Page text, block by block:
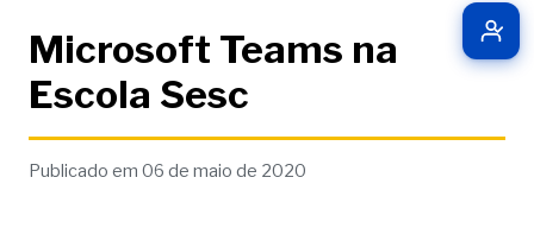
Microsoft Teams na
Escola Sesc
Publicado em 06 de maio de 2020